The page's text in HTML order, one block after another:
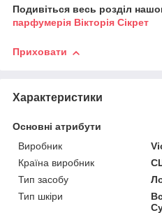
Подивіться весь розділ
парфумерія Вікторія Сікрет
Приховати
Характеристики
Основні атрибути
Виробник
Країна виробник
Тип засобу
Тип шкіри